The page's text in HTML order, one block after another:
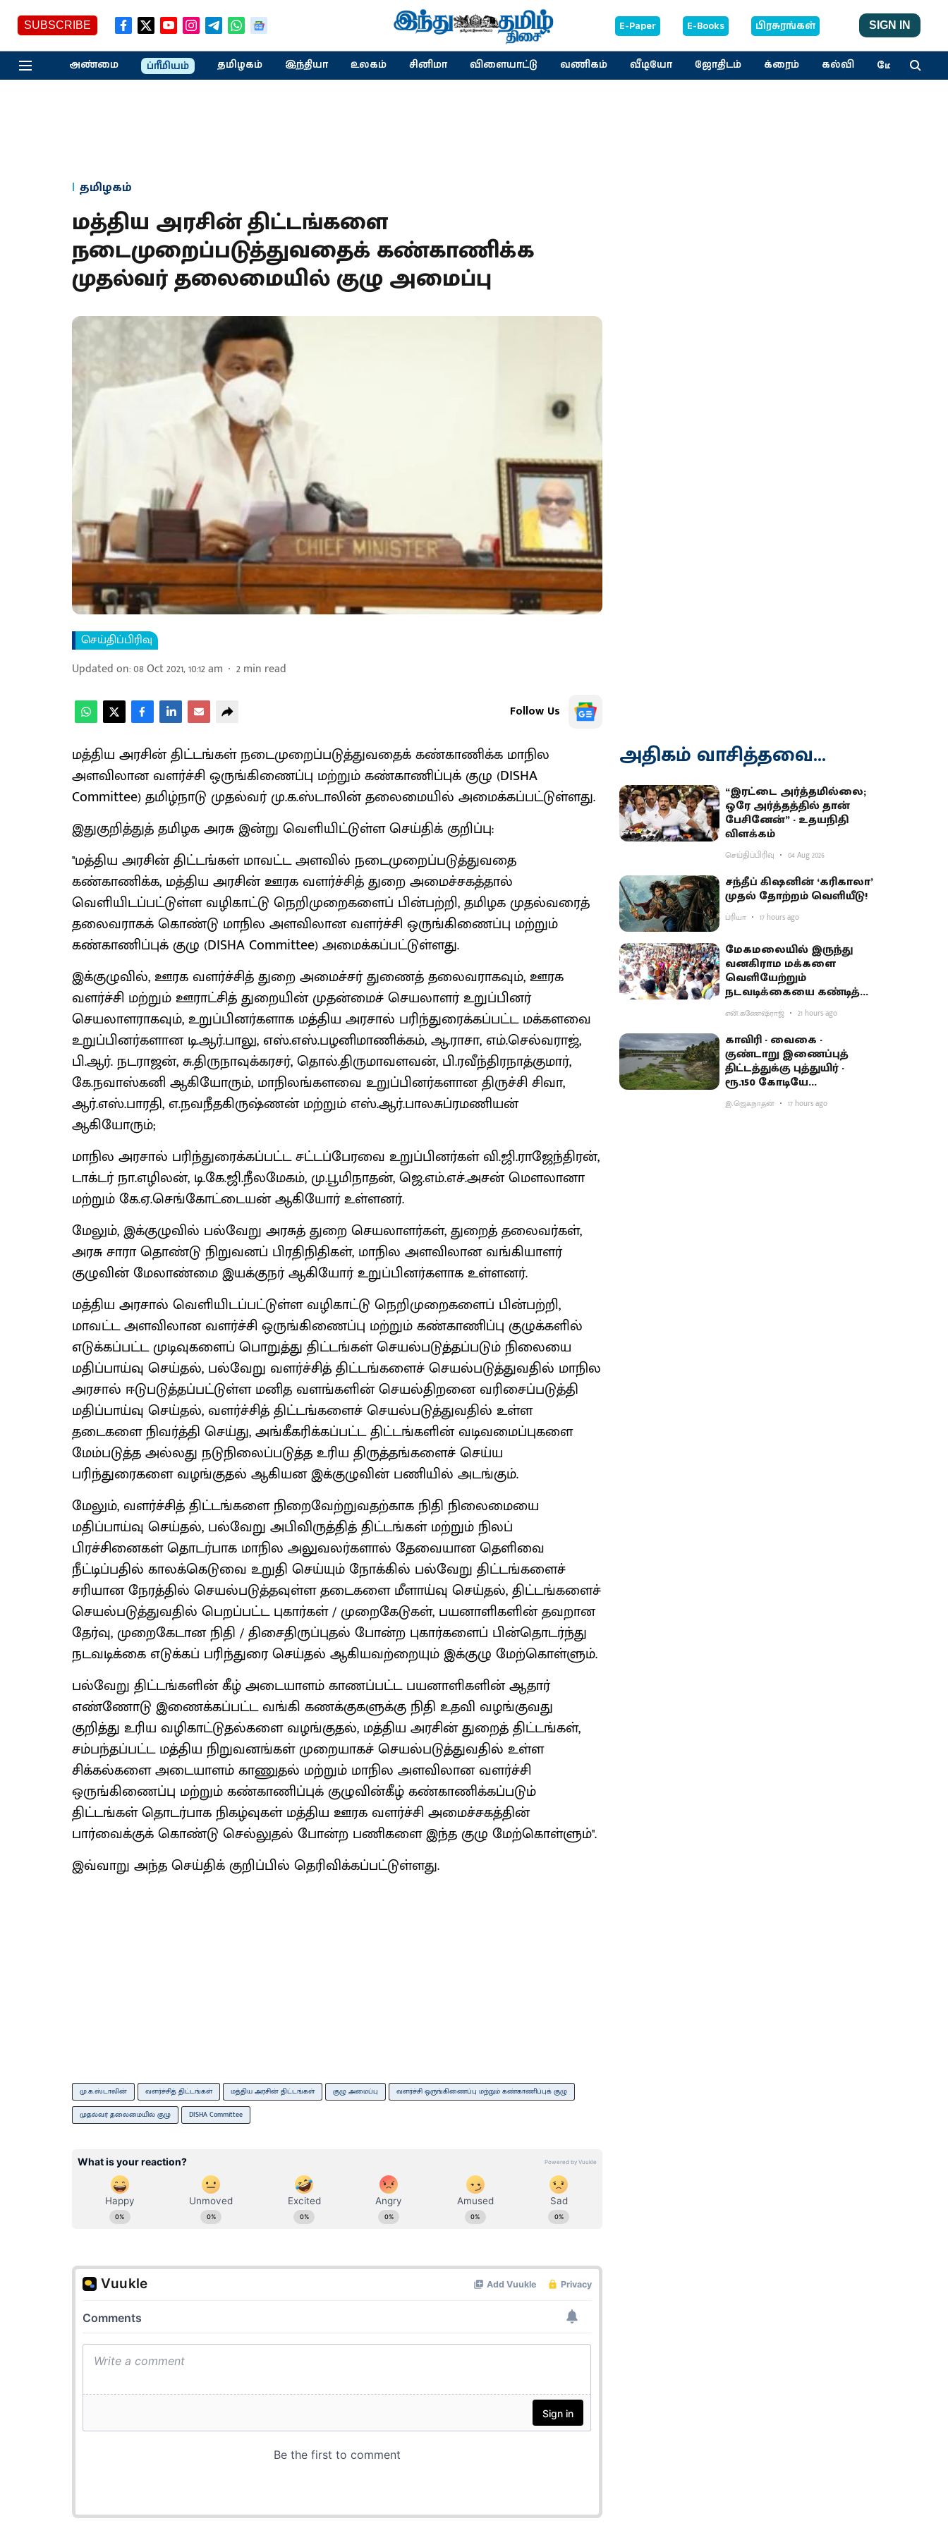
SUBSCRIBE E-Paper E-Books பிரசுரங்கள் SIGN IN
அண்மை ப்ரீமியம் தமிழகம் இந்தியா உலகம் சினிமா விளையாட்டு வணிகம் வீடியோ ஜோதிடம் க்ரைம் கல்வி மேலும்
தமிழகம்
மத்திய அரசின் திட்டங்களை
நடைமுறைப்படுத்துவதைக் கண்காணிக்க
முதல்வர் தலைமையில் குழு அமைப்பு
செய்திப்பிரிவு
Updated on:08 Oct 2021, 10:12 am 2min read
Follow Us
மத்திய அரசின் திட்டங்கள் நடைமுறைப்படுத்துவதைக் கண்காணிக்க மாநில
அளவிலான வளர்ச்சி ஒருங்கிணைப்பு மற்றும் கண்காணிப்புக் குழு (DISHA
Committee) தமிழ்நாடு முதல்வர் மு.க.ஸ்டாலின் தலைமையில் அமைக்கப்பட்டுள்ளது.
இதுகுறித்துத் தமிழக அரசு இன்று வெளியிட்டுள்ள செய்திக் குறிப்பு:
''மத்திய அரசின் திட்டங்கள் மாவட்ட அளவில் நடைமுறைப்படுத்துவதை
கண்காணிக்க, மத்திய அரசின் ஊரக வளர்ச்சித் துறை அமைச்சகத்தால்
வெளியிடப்பட்டுள்ள வழிகாட்டு நெறிமுறைகளைப் பின்பற்றி, தமிழக முதல்வரைத்
தலைவராகக் கொண்டு மாநில அளவிலான வளர்ச்சி ஒருங்கிணைப்பு மற்றும்
கண்காணிப்புக் குழு (DISHA Committee) அமைக்கப்பட்டுள்ளது.
இக்குழுவில், ஊரக வளர்ச்சித் துறை அமைச்சர் துணைத் தலைவராகவும், ஊரக
வளர்ச்சி மற்றும் ஊராட்சித் துறையின் முதன்மைச் செயலாளர் உறுப்பினர்
செயலாளராகவும், உறுப்பினர்களாக மத்திய அரசால் பரிந்துரைக்கப்பட்ட மக்களவை
உறுப்பினர்களான டி.ஆர்.பாலு, எஸ்.எஸ்.பழனிமாணிக்கம், ஆ.ராசா, எம்.செல்வராஜ்,
பி.ஆர். நடராஜன், சு.திருநாவுக்கரசர், தொல்.திருமாவளவன், பி.ரவீந்திரநாத்குமார்,
கே.நவாஸ்கனி ஆகியோரும், மாநிலங்களவை உறுப்பினர்களான திருச்சி சிவா,
ஆர்.எஸ்.பாரதி, எ.நவநீதகிருஷ்ணன் மற்றும் எஸ்.ஆர்.பாலசுப்ரமணியன்
ஆகியோரும்;
மாநில அரசால் பரிந்துரைக்கப்பட்ட சட்டப்பேரவை உறுப்பினர்கள் வி.ஜி.ராஜேந்திரன்,
டாக்டர் நா.எழிலன், டி.கே.ஜி.நீலமேகம், மு.பூமிநாதன், ஜெ.எம்.எச்.அசன் மௌலானா
மற்றும் கே.ஏ.செங்கோட்டையன் ஆகியோர் உள்ளனர்.
மேலும், இக்குழுவில் பல்வேறு அரசுத் துறை செயலாளர்கள், துறைத் தலைவர்கள்,
அரசு சாரா தொண்டு நிறுவனப் பிரதிநிதிகள், மாநில அளவிலான வங்கியாளர்
குழுவின் மேலாண்மை இயக்குநர் ஆகியோர் உறுப்பினர்களாக உள்ளனர்.
மத்திய அரசால் வெளியிடப்பட்டுள்ள வழிகாட்டு நெறிமுறைகளைப் பின்பற்றி,
மாவட்ட அளவிலான வளர்ச்சி ஒருங்கிணைப்பு மற்றும் கண்காணிப்பு குழுக்களில்
எடுக்கப்பட்ட முடிவுகளைப் பொறுத்து திட்டங்கள் செயல்படுத்தப்படும் நிலையை
மதிப்பாய்வு செய்தல், பல்வேறு வளர்ச்சித் திட்டங்களைச் செயல்படுத்துவதில் மாநில
அரசால் ஈடுபடுத்தப்பட்டுள்ள மனித வளங்களின் செயல்திறனை வரிசைப்படுத்தி
மதிப்பாய்வு செய்தல், வளர்ச்சித் திட்டங்களைச் செயல்படுத்துவதில் உள்ள
தடைகளை நிவர்த்தி செய்து, அங்கீகரிக்கப்பட்ட திட்டங்களின் வடிவமைப்புகளை
மேம்படுத்த அல்லது நடுநிலைப்படுத்த உரிய திருத்தங்களைச் செய்ய
பரிந்துரைகளை வழங்குதல் ஆகியன இக்குழுவின் பணியில் அடங்கும்.
மேலும், வளர்ச்சித் திட்டங்களை நிறைவேற்றுவதற்காக நிதி நிலைமையை
மதிப்பாய்வு செய்தல், பல்வேறு அபிவிருத்தித் திட்டங்கள் மற்றும் நிலப்
பிரச்சினைகள் தொடர்பாக மாநில அலுவலர்களால் தேவையான தெளிவை
நீட்டிப்பதில் காலக்கெடுவை உறுதி செய்யும் நோக்கில் பல்வேறு திட்டங்களைச்
சரியான நேரத்தில் செயல்படுத்தவுள்ள தடைகளை மீளாய்வு செய்தல், திட்டங்களைச்
செயல்படுத்துவதில் பெறப்பட்ட புகார்கள் / முறைகேடுகள், பயனாளிகளின் தவறான
தேர்வு, முறைகேடான நிதி / திசைதிருப்புதல் போன்ற புகார்களைப் பின்தொடர்ந்து
நடவடிக்கை எடுக்கப் பரிந்துரை செய்தல் ஆகியவற்றையும் இக்குழு மேற்கொள்ளும்.
பல்வேறு திட்டங்களின் கீழ் அடையாளம் காணப்பட்ட பயனாளிகளின் ஆதார்
எண்ணோடு இணைக்கப்பட்ட வங்கி கணக்குகளுக்கு நிதி உதவி வழங்குவது
குறித்து உரிய வழிகாட்டுதல்களை வழங்குதல், மத்திய அரசின் துறைத் திட்டங்கள்,
சம்பந்தப்பட்ட மத்திய நிறுவனங்கள் முறையாகச் செயல்படுத்துவதில் உள்ள
சிக்கல்களை அடையாளம் காணுதல் மற்றும் மாநில அளவிலான வளர்ச்சி
ஒருங்கிணைப்பு மற்றும் கண்காணிப்புக் குழுவின்கீழ் கண்காணிக்கப்படும்
திட்டங்கள் தொடர்பாக நிகழ்வுகள் மத்திய ஊரக வளர்ச்சி அமைச்சகத்தின்
பார்வைக்குக் கொண்டு செல்லுதல் போன்ற பணிகளை இந்த குழு மேற்கொள்ளும்''.
இவ்வாறு அந்த செய்திக் குறிப்பில் தெரிவிக்கப்பட்டுள்ளது.
மு.க.ஸ்டாலின் வளர்ச்சித் திட்டங்கள் மத்திய அரசின் திட்டங்கள் குழு அமைப்பு வளர்ச்சி ஒருங்கிணைப்பு மற்றும் கண்காணிப்புக் குழு
முதல்வர் தலைமையில் குழு DISHA Committee
அதிகம் வாசித்தவை...
“இரட்டை அர்த்தமில்லை;
ஒரே அர்த்தத்தில் தான்
பேசினேன்” - உதயநிதி
விளக்கம்
செய்திப்பிரிவு 04 Aug 2026
சந்தீப் கிஷனின் ‘கரிகாலா’
முதல் தோற்றம் வெளியீடு!
ப்ரியா 17 hours ago
மேகமலையில் இருந்து
வனகிராம மக்களை
வெளியேற்றும்
நடவடிக்கையை கண்டித்து
ஆர்ப்பாட்டம்
என்.கணேஷ்ராஜ் 21 hours ago
காவிரி - வைகை -
குண்டாறு இணைப்புத்
திட்டத்துக்கு புத்துயிர் -
ரூ.150 கோடியே
ஒதுக்கியதால் விவசாயிகள்
ஏமாற்றம்
இ.ஜெகநாதன் 17 hours ago